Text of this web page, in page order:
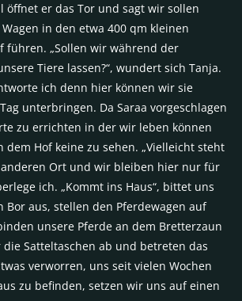
öffnet er das Tor und sagt wir sollen
in den etwa 400 qm kleinen
führen. „Sollen wir während der
Tiere lassen?“, wundert sich Tanja.
ich denn hier können wir sie
unterbringen. Da Saraa vorgeschlagen
zu errichten in der wir leben können
Hof keine zu sehen. „Vielleicht steht
Ort und wir bleiben hier nur für
ich. „Kommt ins Haus“, bittet uns
Bor aus, stellen den Pferdewagen auf
unsere Pferde an dem Bretterzaun
Satteltaschen ab und betreten das
verworren, uns seit vielen Wochen
zu befinden, setzen wir uns auf einen